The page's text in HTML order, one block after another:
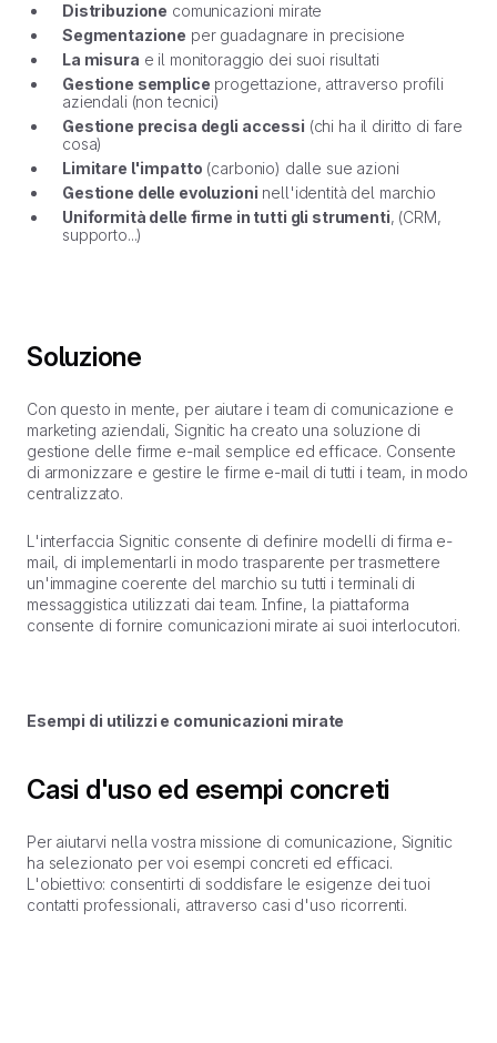
Distribuzione comunicazioni mirate
Segmentazione per guadagnare in precisione
La misura e il monitoraggio dei suoi risultati
Gestione semplice progettazione, attraverso profili
aziendali (non tecnici)
Gestione precisa degli accessi (chi ha il diritto di fare
cosa)
Limitare l'impatto (carbonio) dalle sue azioni
Gestione delle evoluzioni nell'identità del marchio
Uniformità delle firme in tutti gli strumenti, (CRM,
supporto...)
Soluzione
Con questo in mente, per aiutare i team di comunicazione e
marketing aziendali, Signitic ha creato una soluzione di
gestione delle firme e-mail semplice ed efficace. Consente
di armonizzare e gestire le firme e-mail di tutti i team, in modo
centralizzato.
L'interfaccia Signitic consente di definire modelli di firma e-
mail, di implementarli in modo trasparente per trasmettere
un'immagine coerente del marchio su tutti i terminali di
messaggistica utilizzati dai team. Infine, la piattaforma
consente di fornire comunicazioni mirate ai suoi interlocutori.
Esempi di utilizzi e comunicazioni mirate
Casi d'uso ed esempi concreti
Per aiutarvi nella vostra missione di comunicazione, Signitic
ha selezionato per voi esempi concreti ed efficaci.
L'obiettivo: consentirti di soddisfare le esigenze dei tuoi
contatti professionali, attraverso casi d'uso ricorrenti.